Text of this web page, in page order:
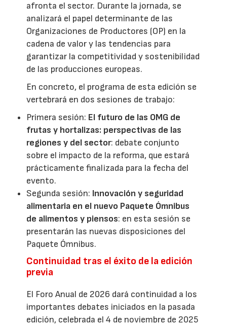
afronta el sector. Durante la jornada, se
analizará el papel determinante de las
Organizaciones de Productores (OP) en la
cadena de valor y las tendencias para
garantizar la competitividad y sostenibilidad
de las producciones europeas.
En concreto, el programa de esta edición se
vertebrará en dos sesiones de trabajo:
Primera sesión: El futuro de las OMG de
frutas y hortalizas: perspectivas de las
regiones y del sector: debate conjunto
sobre el impacto de la reforma, que estará
prácticamente finalizada para la fecha del
evento.
Segunda sesión: Innovación y seguridad
alimentaria en el nuevo Paquete Ómnibus
de alimentos y piensos: en esta sesión se
presentarán las nuevas disposiciones del
Paquete Ómnibus.
Continuidad tras el éxito de la edición
previa
El Foro Anual de 2026 dará continuidad a los
importantes debates iniciados en la pasada
edición, celebrada el 4 de noviembre de 2025